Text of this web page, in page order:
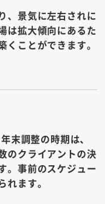
、景気に左右されに
は拡大傾向にあるた
ことができます。
末調整の時期は、
のクライアントの決
。事前のスケジュー
ます。